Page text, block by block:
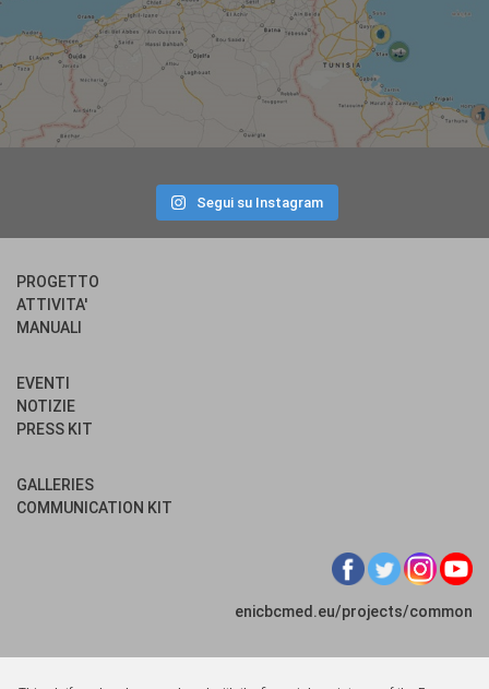
Segui su Instagram
PROGETTO
ATTIVITA'
MANUALI
EVENTI
NOTIZIE
PRESS KIT
GALLERIES
COMMUNICATION KIT
enicbcmed.eu/projects/common